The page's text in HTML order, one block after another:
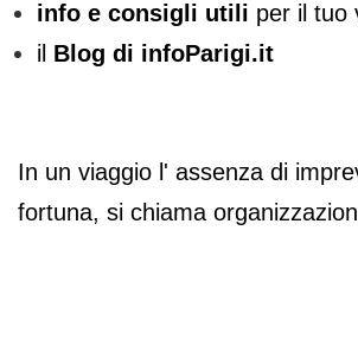
info e consigli utili per il tuo
il Blog di infoParigi.it
In un viaggio l' assenza di
fortuna, si chiama